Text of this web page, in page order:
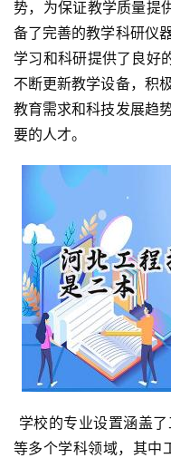
势，为保证教学质量提
备了完善的教学科研仪
学习和科研提供了良好
不断更新教学设备，积
教育需求和科技发展趋
要的人才。
等多个学科领域，其中